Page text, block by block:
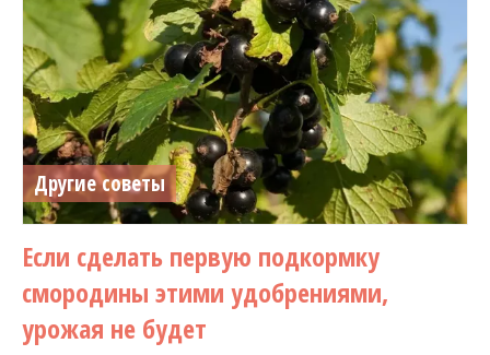
Другие советы
Если сделать первую подкормку
смородины этими удобрениями,
урожая не будет